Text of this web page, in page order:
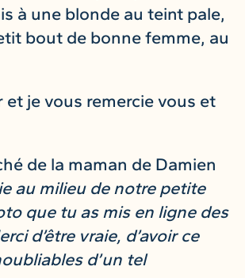
à une blonde au teint pale,
bout de bonne femme, au
je vous remercie vous et
de la maman de Damien
au milieu de notre petite
que tu as mis en ligne des
d’être vraie, d’avoir ce
d’un tel